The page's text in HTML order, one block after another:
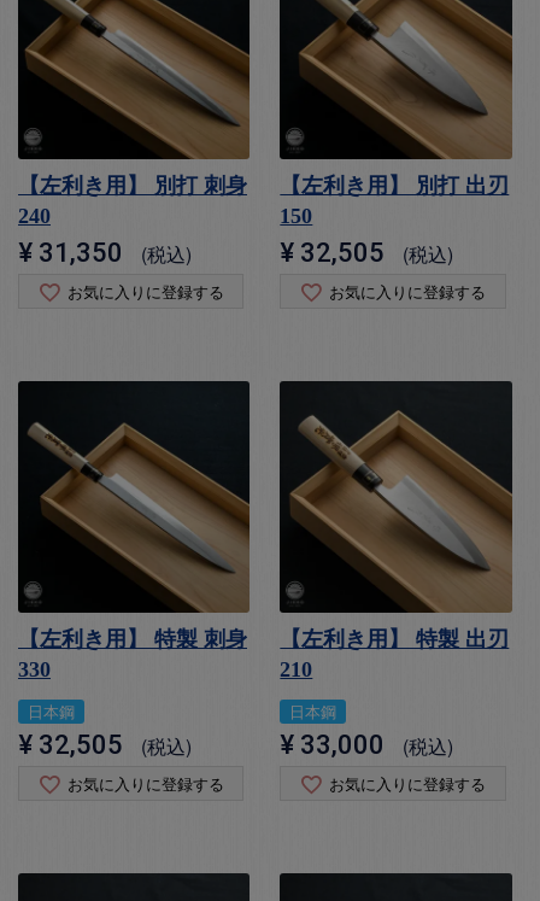
【左利き用】 別打 刺身
240
¥ 31,350 税込
お気に入りに登録する
【左利き用】 別打 出刃
150
¥ 32,505 税込
お気に入りに登録する
【左利き用】 特製 刺身
330
日本鋼
¥ 32,505 税込
お気に入りに登録する
【左利き用】 特製 出刃
210
日本鋼
¥ 33,000 税込
お気に入りに登録する